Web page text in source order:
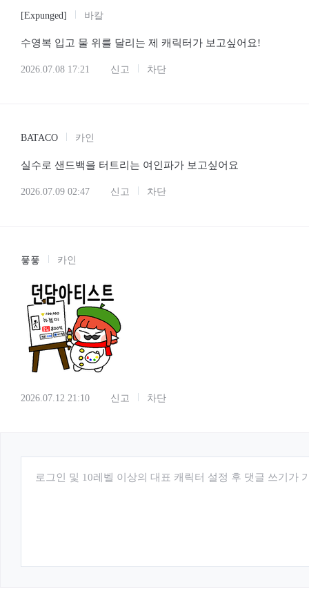
[Expunged] 바칼
수영복 입고 물 위를 달리는 제 캐릭터가 보고싶어요!
2026.07.08 17:21 신고 차단
BATACO 카인
실수로 샌드백을 터트리는 여인파가 보고싶어요
2026.07.09 02:47 신고 차단
픟픟 카인
2026.07.12 21:10 신고 차단
로그인 및 10레벨 이상의 대표 캐릭터 설정 후 댓글 쓰기가